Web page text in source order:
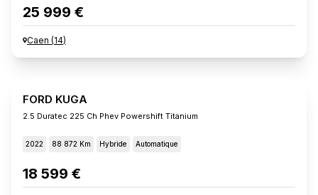
25 999 €
Caen (14)
FORD KUGA
2.5 Duratec 225 Ch Phev Powershift Titanium
2022 88 872 Km Hybride Automatique
18 599 €